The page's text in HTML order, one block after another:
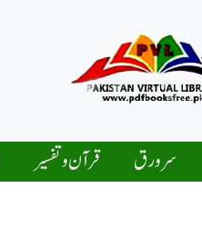
سرورق قرآن و تفسیر